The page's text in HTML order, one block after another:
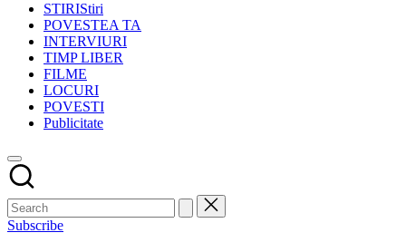
STIRIStiri
POVESTEA TA
INTERVIURI
TIMP LIBER
FILME
LOCURI
POVESTI
Publicitate
Subscribe